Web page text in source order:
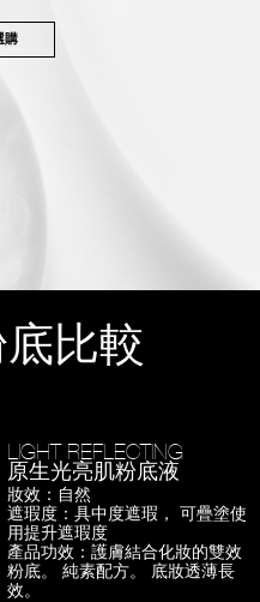
購
比較
LIGHT REFLECTING
原生光亮肌粉底液
妝效：自然
遮瑕度：具中度遮瑕， 可疊塗使
用提升遮瑕度
產品功效：護膚結合化妝的雙效
粉底。
純素配方。 底妝透薄長
效。